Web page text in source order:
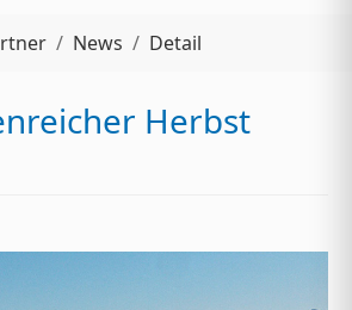
News Detail
Herbst